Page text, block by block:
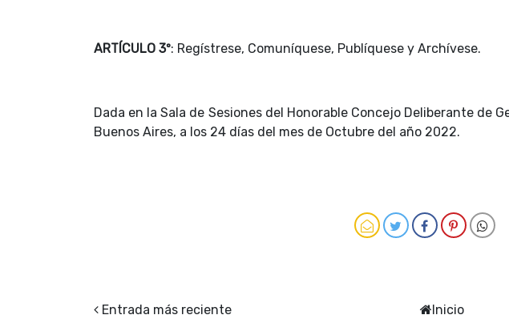
ARTÍCULO 3º: Regístrese, Comuníquese, Publíquese y Archívese.
Dada en la Sala de Sesiones del Honorable Concejo Deliberante de
Buenos Aires, a los 24 días del mes de Octubre del año 2022.
Entrada más reciente Inicio